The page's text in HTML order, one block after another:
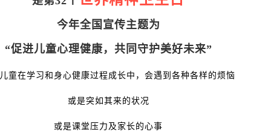
今年全国宣传主题为
“促进儿童心理健康，共同守护美好未来”
童在学习和身心健康过程成长中，会遇到各种各样的烦恼
或是突如其来的状况
或是课堂压力及家长的心事